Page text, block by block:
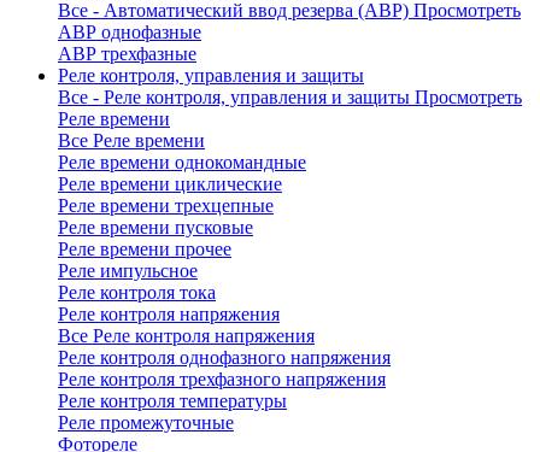
Все - Автоматический ввод резерва (АВР) Просмотреть
АВР однофазные
АВР трехфазные
Реле контроля, управления и защиты
Все - Реле контроля, управления и защиты Просмотреть
Реле времени
Все Реле времени
Реле времени однокомандные
Реле времени циклические
Реле времени трехцепные
Реле времени пусковые
Реле времени прочее
Реле импульсное
Реле контроля тока
Реле контроля напряжения
Все Реле контроля напряжения
Реле контроля однофазного напряжения
Реле контроля трехфазного напряжения
Реле контроля температуры
Реле промежуточные
Фотореле